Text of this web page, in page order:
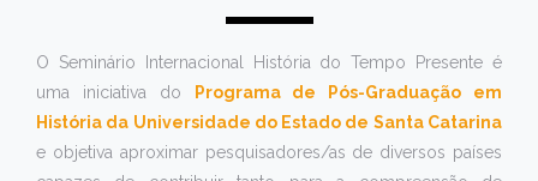
O Seminário Internacional História do Tempo Presente é
uma iniciativa do
Programa de Pós-Graduação em
História da Universidade do Estado de Santa Catarina
e objetiva aproximar pesquisadores/as de diversos países